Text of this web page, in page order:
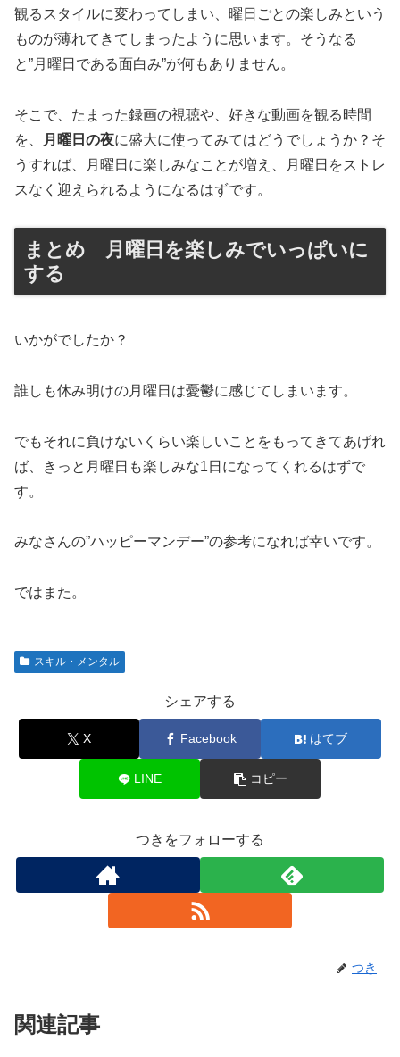
観るスタイルに変わってしまい、曜日ごとの楽しみという
ものが薄れてきてしまったように思います。そうなる
と”月曜日である面白み”が何もありません。
そこで、たまった録画の視聴や、好きな動画を観る時間
を、
月曜日の夜に盛大に使ってみてはどうでしょうか？そ
うすれば、月曜日に楽しみなことが増え、月曜日をストレ
スなく迎えられるようになるはずです。
まとめ 月曜日を楽しみでいっぱいに
する
いかがでしたか？
誰しも休み明けの月曜日は憂鬱に感じてしまいます。
でもそれに負けないくらい楽しいことをもってきてあげれ
ば、きっと月曜日も楽しみな1日になってくれるはずで
す。
みなさんの”ハッピーマンデー”の参考になれば幸いです。
ではまた。
スキル・メンタル
シェアする
X Facebook はてブ
LINE コピー
つきをフォローする
つき
関連記事